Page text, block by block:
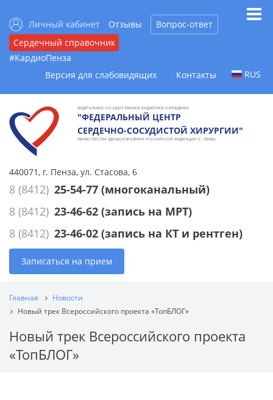
Личный кабинет Отзывы
Вопрос-ответ
Сердечный справочник
#КардиоПенза
Версия для слабовидящих
Контакты RUS
ФЕДЕРАЛЬНОЕ ГОСУДАРСТВЕННОЕ БЮДЖЕТНОЕ УЧРЕЖДЕНИЕ
"ФЕДЕРАЛЬНЫЙ ЦЕНТР
СЕРДЕЧНО-СОСУДИСТОЙ ХИРУРГИИ"
МИНИСТЕРСТВА ЗДРАВООХРАНЕНИЯ РОССИЙСКОЙ ФЕДЕРАЦИИ (Г. ПЕНЗА)
440071, г. Пенза, ул. Стасова, 6
8 (8412) 25-54-77 (многоканальный)
8 (8412) 23-46-62 (запись на МРТ)
8 (8412) 23-46-02 (запись на КТ и рентген)
Записаться на прием
Главная
Новости
Новый трек Всероссийского проекта «ТопБЛОГ»
Новый трек Всероссийского проекта
«ТопБЛОГ»